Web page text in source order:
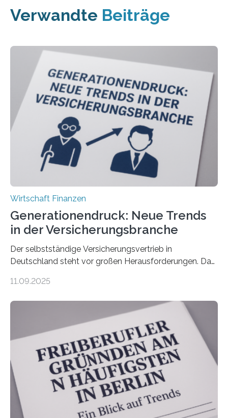
Verwandte Beiträge
Wirtschaft Finanzen
Generationendruck: Neue Trends
in der Versicherungsbranche
Der selbstständige Versicherungsvertrieb in
Deutschland steht vor großen Herausforderungen. Das
Dr. Matthias Beenken und Prof. Dr. Lukas Linnenbrink
Bundesverbands Deutscher Versicherungskaufleute e.V.
durchgeführt haben. Die Studie basiert auf den
Antworten von 1.440 selbstständigen
Versicherungsvertreter*innen und -makler*innen. Ein
Ergebnis: Deutlich mehr als die Hälfte der Befragten ist
über 50 Jahre alt und wird in den nächsten Jahren eine
Nachfolgeregelung benötigen. Aber nur ein Drittel hat
bereits Regelungen…
11.09.2025